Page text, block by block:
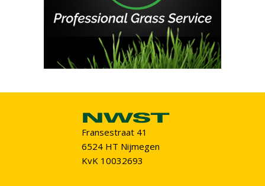
Fransestraat 41
6524 HT Nijmegen
KvK 10032693